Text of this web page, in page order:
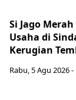
Si Jago
Usaha di
Kerugian
Rabu, 5 Agu 2026 -